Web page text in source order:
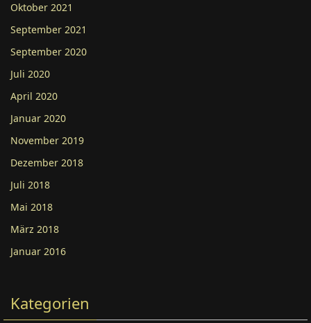
Oktober 2021
September 2021
September 2020
Juli 2020
April 2020
Januar 2020
November 2019
Dezember 2018
Juli 2018
Mai 2018
März 2018
Januar 2016
Kategorien